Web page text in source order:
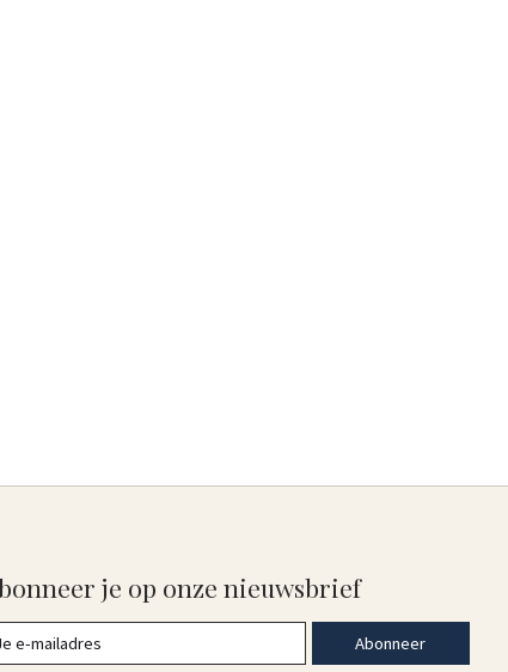
je op onze nieuwsbrief
Abonneer